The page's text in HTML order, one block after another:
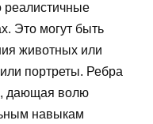
реалистичные
Это могут быть
животных или
портреты. Ребра
дающая волю
навыкам